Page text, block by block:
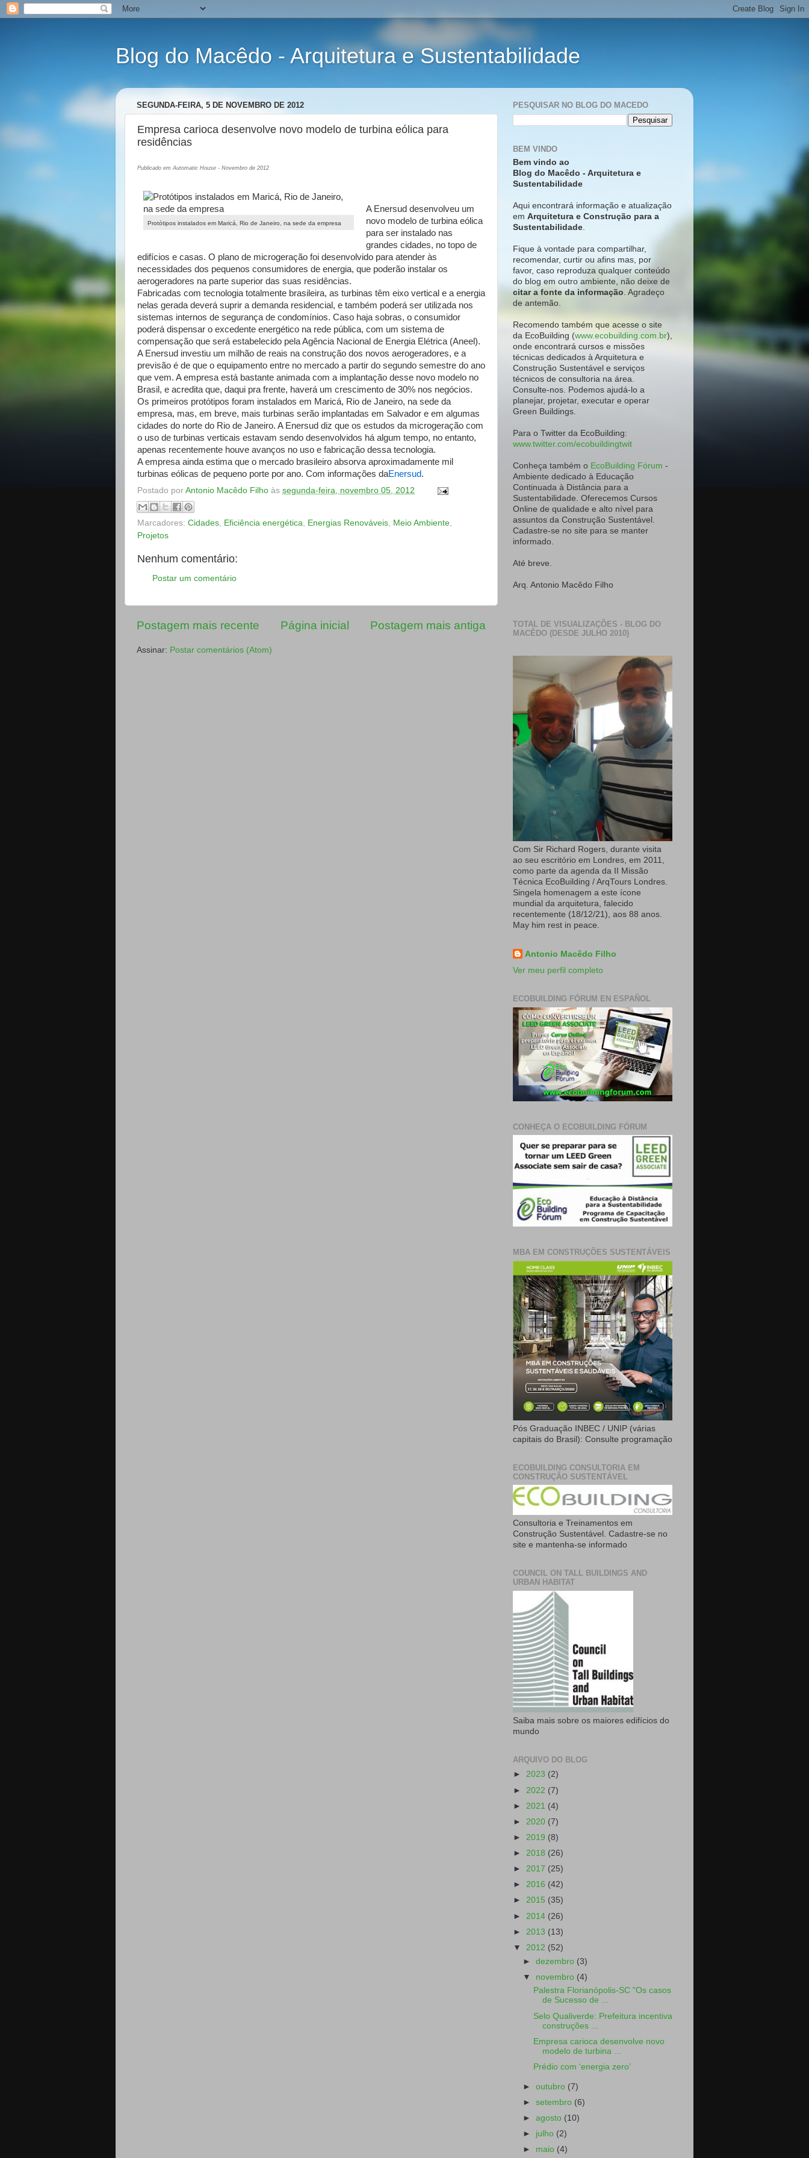
Blog do Macêdo - Arquitetura e Sustentabilidade
SEGUNDA-FEIRA, 5 DE NOVEMBRO DE 2012
Empresa carioca desenvolve novo modelo de turbina eólica para
residências
Publicado em Automatic House - Novembro de 2012
Protótipos instalados em Maricá, Rio de Janeiro, na sede da empresa
A Enersud desenvolveu um
novo modelo de turbina eólica
para ser instalado nas
grandes cidades, no topo de
edifícios e casas. O plano de microgeração foi desenvolvido para atender às
necessidades dos pequenos consumidores de energia, que poderão instalar os
aerogeradores na parte superior das suas residências.
Fabricadas com tecnologia totalmente brasileira, as turbinas têm eixo vertical e a energia
nelas gerada deverá suprir a demanda residencial, e também poderá ser utilizada nos
sistemas internos de segurança de condomínios. Caso haja sobras, o consumidor
poderá dispensar o excedente energético na rede pública, com um sistema de
compensação que será estabelecido pela Agência Nacional de Energia Elétrica (Aneel).
A Enersud investiu um milhão de reais na construção dos novos aerogeradores, e a
previsão é de que o equipamento entre no mercado a partir do segundo semestre do ano
que vem. A empresa está bastante animada com a implantação desse novo modelo no
Brasil, e acredita que, daqui pra frente, haverá um crescimento de 30% nos negócios.
Os primeiros protótipos foram instalados em Maricá, Rio de Janeiro, na sede da
empresa, mas, em breve, mais turbinas serão implantadas em Salvador e em algumas
cidades do norte do Rio de Janeiro. A Enersud diz que os estudos da microgeração com
o uso de turbinas verticais estavam sendo desenvolvidos há algum tempo, no entanto,
apenas recentemente houve avanços no uso e fabricação dessa tecnologia.
A empresa ainda estima que o mercado brasileiro absorva aproximadamente mil
turbinas eólicas de pequeno porte por ano. Com informações daEnersud.
Postado por Antonio Macêdo Filho às segunda-feira, novembro 05, 2012
Marcadores: Cidades Eficiência energética Energias Renováveis Meio Ambiente
Projetos
Nenhum comentário:
Postar um comentário
Postagem mais recente Postagem mais antiga
Página inicial
Assinar: Postar comentários (Atom)
PESQUISAR NO BLOG DO MACEDO
BEM VINDO
Bem vindo ao
Blog do Macêdo - Arquitetura e
Sustentabilidade
Aqui encontrará informação e atualização
em Arquitetura e Construção para a
Sustentabilidade.
Fique à vontade para compartilhar,
recomendar, curtir ou afins mas, por
favor, caso reproduza qualquer conteúdo
do blog em outro ambiente, não deixe de
citar a fonte da informação. Agradeço
de antemão.
Recomendo também que acesse o site
da EcoBuilding (www.ecobuilding.com.br),
onde encontrará cursos e missões
técnicas dedicados à Arquitetura e
Construção Sustentável e serviços
técnicos de consultoria na área.
Consulte-nos. Podemos ajudá-lo a
planejar, projetar, executar e operar
Green Buildings.
Para o Twitter da EcoBuilding:
www.twitter.com/ecobuildingtwit
Conheça também o EcoBuilding Fórum -
Ambiente dedicado à Educação
Continuada à Distância para a
Sustentabilidade. Oferecemos Cursos
Online de qualidade e alto nível para
assuntos da Construção Sustentável.
Cadastre-se no site para se manter
informado.
Até breve.
Arq. Antonio Macêdo Filho
TOTAL DE VISUALIZAÇÕES - BLOG DO
MACÊDO (DESDE JULHO 2010)
Com Sir Richard Rogers, durante visita
ao seu escritório em Londres, em 2011,
como parte da agenda da II Missão
Técnica EcoBuilding / ArqTours Londres.
Singela homenagem a este ícone
mundial da arquitetura, falecido
recentemente (18/12/21), aos 88 anos.
May him rest in peace.
Antonio Macêdo Filho
Ver meu perfil completo
ECOBUILDING FÓRUM EN ESPAÑOL
CONHEÇA O ECOBUILDING FÓRUM
MBA EM CONSTRUÇÕES SUSTENTÁVEIS
Pós Graduação INBEC / UNIP (várias
capitais do Brasil): Consulte programação
ECOBUILDING CONSULTORIA EM
CONSTRUÇÃO SUSTENTÁVEL
Consultoria e Treinamentos em
Construção Sustentável. Cadastre-se no
site e mantenha-se informado
COUNCIL ON TALL BUILDINGS AND
URBAN HABITAT
Saiba mais sobre os maiores edifícios do
mundo
ARQUIVO DO BLOG
► 2023 (2)
► 2022 (7)
► 2021 (4)
► 2020 (7)
► 2019 (8)
► 2018 (26)
► 2017 (25)
► 2016 (42)
► 2015 (35)
► 2014 (26)
► 2013 (13)
▼ 2012 (52)
►dezembro (3)
▼ novembro (4)
Palestra Florianópolis-SC "Os casos
de Sucesso de ...
Selo Qualiverde: Prefeitura incentiva
construções ...
Empresa carioca desenvolve novo
modelo de turbina ...
Prédio com ‘energia zero’
►outubro (7)
►setembro (6)
►agosto (10)
► julho (2)
► maio (4)